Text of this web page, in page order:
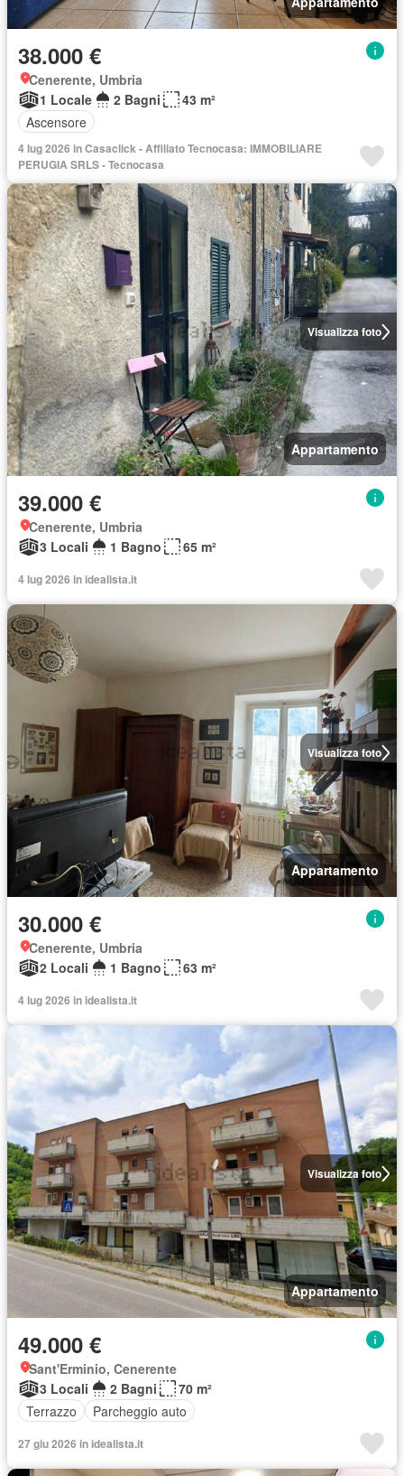
38.000 €
Cenerente, Umbria
1 Locale
2 Bagni
43 m²
Ascensore
4 lug 2026 in Casaclick - Affiliato Tecnocasa: IMMOBILIARE
PERUGIA SRLS - Tecnocasa
Visualizza foto
Appartamento
39.000 €
Cenerente, Umbria
3 Locali
1 Bagno 65 m²
4 lug 2026 in idealista.it
Visualizza foto
Appartamento
30.000 €
Cenerente, Umbria
2 Locali
1 Bagno 63 m²
4 lug 2026 in idealista.it
Visualizza foto
Appartamento
49.000 €
Sant'Erminio, Cenerente
3 Locali
2 Bagni
70 m²
Terrazzo
Parcheggio auto
27 giu 2026 in idealista.it